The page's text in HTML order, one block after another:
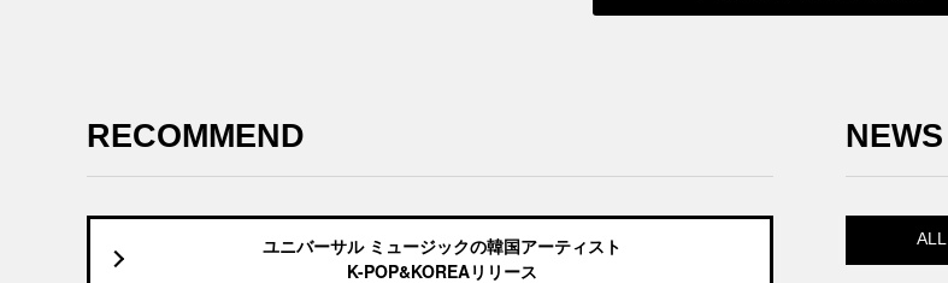
RECOMMEND
ユニバーサル ミュージックの韓国アーティスト
K-POP&KOREAリリース
NEWS
ALL